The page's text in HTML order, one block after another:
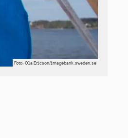
Foto: Ola Ericson/imagebank.sweden.se